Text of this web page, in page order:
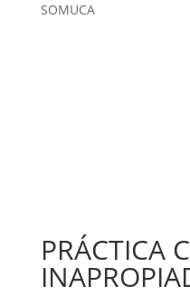
SOMUCA
PRÁCTICA